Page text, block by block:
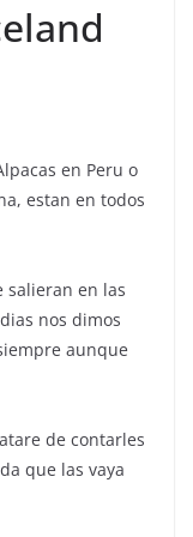
en Peru o
estan en todos
salieran en las
nos dimos
aunque
de contarles
que las vaya